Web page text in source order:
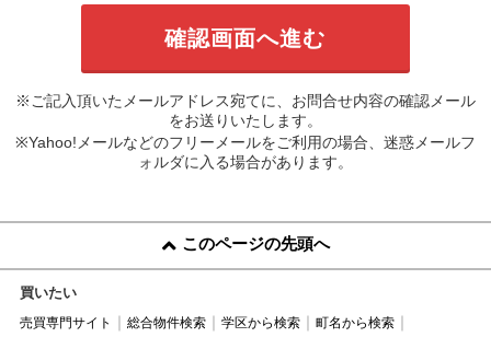
※ご記入頂いたメールアドレス宛てに、お問合せ内容の確認メール
をお送りいたします。
※Yahoo!メールなどのフリーメールをご利用の場合、迷惑メールフ
ォルダに入る場合があります。
このページの先頭へ
買いたい
売買専門サイト 総合物件検索 学区から検索
町名から検索